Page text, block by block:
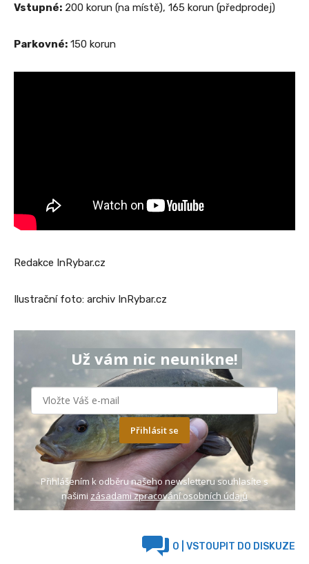
Vstupné: 200 korun (na místě), 165 korun (předprodej)
Parkovné: 150 korun
Redakce InRybar.cz
Ilustrační foto: archiv InRybar.cz
Už vám nic neunikne!
Přihlásit se
Přihlášením k odběru našeho newsletteru souhlasíte s
našimi zásadami zpracování osobních údajů
0 | VSTOUPIT DO DISKUZE